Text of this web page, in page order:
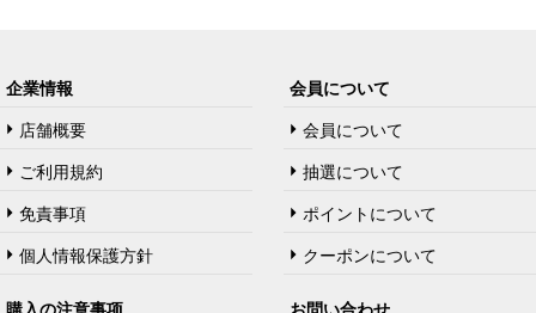
企業情報
店舗概要
ご利用規約
免責事項
個人情報保護方針
会員について
会員について
抽選について
ポイントについて
クーポンについて